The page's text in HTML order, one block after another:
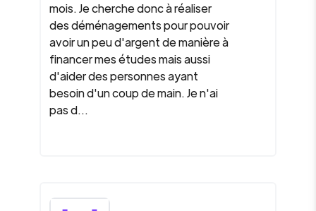
mois. Je cherche donc à réaliser
des déménagements pour pouvoir
avoir un peu d'argent de manière à
financer mes études mais aussi
d'aider des personnes ayant
besoin d'un coup de main. Je n'ai
pas d...